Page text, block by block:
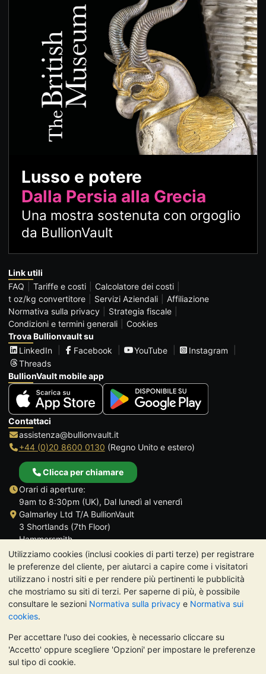
Utilizziamo cookies (inclusi cookies di parti terze) per registrare
le preferenze del cliente, per aiutarci a capire come i visitatori
utilizzano i nostri siti e per rendere più pertinenti le pubblicità
che mostriamo su siti di terzi. Per saperne di più, è possibile
consultare le sezioni Normativa sulla privacy e Normativa sui
cookies.
Per accettare l'uso dei cookies, è necessario cliccare su
'Accetto' oppure scegliere 'Opzioni' per impostare le preferenze
sul tipo di cookie.
Lusso e potere
Dalla Persia alla Grecia
Una mostra sostenuta con orgoglio
da BullionVault
Link utili
FAQ
Tariffe e costi
Calcolatore dei costi
t oz/kg convertitore
Servizi Aziendali
Affiliazione
Normativa sulla privacy
Strategia fiscale
Condizioni e termini generali
Cookies
Trova Bullionvault su
LinkedIn
Facebook YouTube
Instagram
Threads
BullionVault mobile app
Contattaci
assistenza@bullionvault.it
+44 (0)20 8600 0130 (Regno Unito e estero)
Clicca per chiamare
Orari di aperture:
9am to 8:30pm (UK), Dal lunedì al venerdì
Galmarley Ltd T/A BullionVault
3 Shortlands (7th Floor)
Hammersmith
Londra
W6 8DA
Regno Unito
TrustScore 4.7 | 488 recensioni
NOTA BENE: Il valore dei metalli preziosi può diminuire o
aumentare, e i trend storici non sono predittori dell'andamento